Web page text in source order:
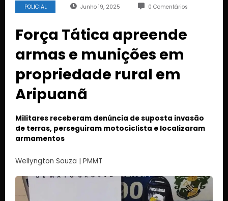
POLICIAL Junho 19, 2025 0 Comentários
Força Tática apreende
armas e munições em
propriedade rural em
Aripuanã
Militares receberam denúncia de suposta invasão
de terras, perseguiram motociclista e localizaram
armamentos
Wellyngton Souza | PMMT